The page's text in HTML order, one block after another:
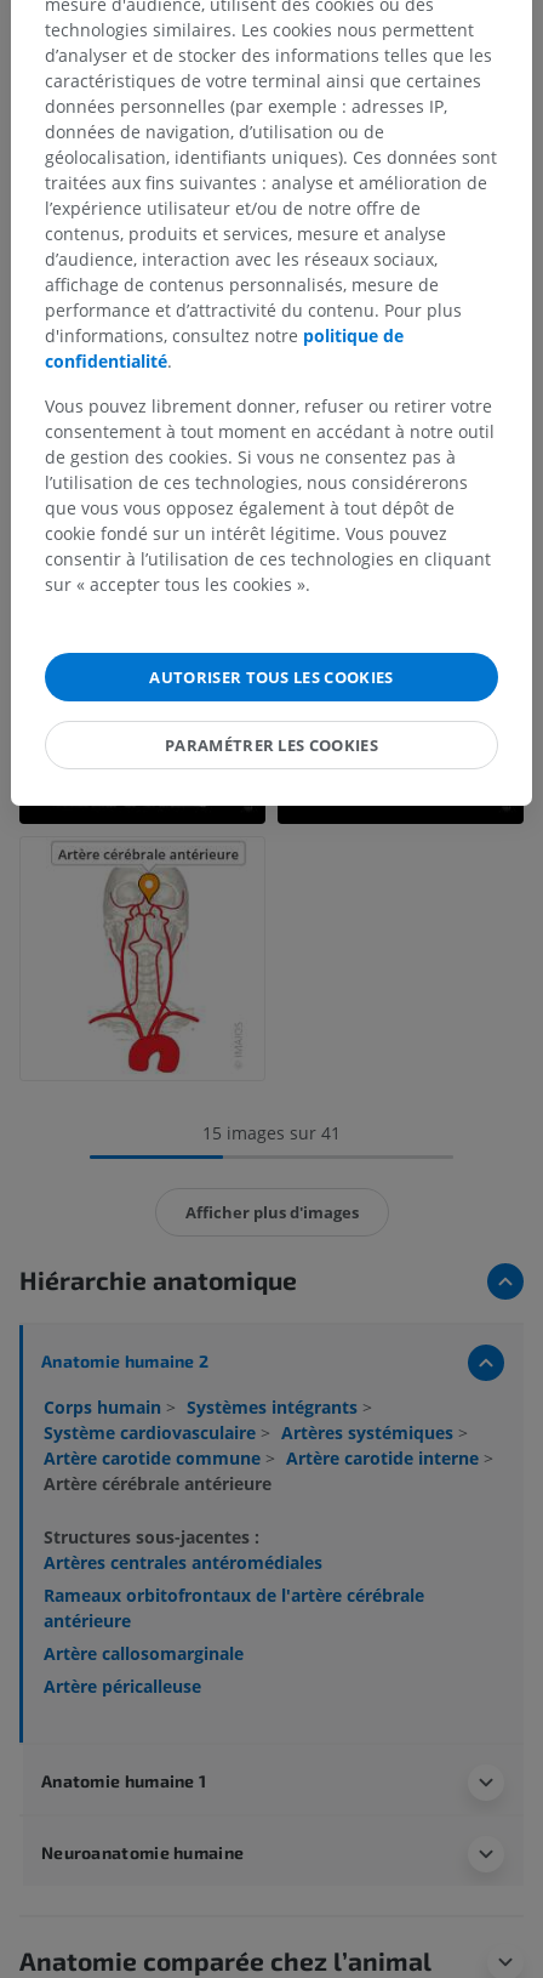
15 images sur 41
Afficher plus d'images
Hiérarchie anatomique
Anatomie humaine 2
Corps humain > Systèmes intégrants >
Système cardiovasculaire > Artères systémiques >
Artère carotide commune > Artère carotide interne >
Artère cérébrale antérieure
Structures sous-jacentes :
Artères centrales antéromédiales
Rameaux orbitofrontaux de l'artère cérébrale
antérieure
Artère callosomarginale
Artère péricalleuse
Anatomie humaine 1
Neuroanatomie humaine
Anatomie comparée chez l’animal
technologies similaires. Les cookies nous permettent
d’analyser et de stocker des informations telles que les
caractéristiques de votre terminal ainsi que certaines
données personnelles (par exemple : adresses IP,
données de navigation, d’utilisation ou de
géolocalisation, identifiants uniques). Ces données sont
traitées aux fins suivantes : analyse et amélioration de
l’expérience utilisateur et/ou de notre offre de
contenus, produits et services, mesure et analyse
d’audience, interaction avec les réseaux sociaux,
affichage de contenus personnalisés, mesure de
performance et d’attractivité du contenu. Pour plus
d'informations, consultez notre politique de
confidentialité.
Vous pouvez librement donner, refuser ou retirer votre
consentement à tout moment en accédant à notre outil
de gestion des cookies. Si vous ne consentez pas à
l’utilisation de ces technologies, nous considérerons
que vous vous opposez également à tout dépôt de
cookie fondé sur un intérêt légitime. Vous pouvez
consentir à l’utilisation de ces technologies en cliquant
sur « accepter tous les cookies ».
AUTORISER TOUS LES COOKIES
PARAMÉTRER LES COOKIES